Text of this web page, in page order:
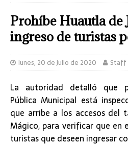
Prohíbe Huautla de
ingreso de turistas
lunes, 20 de julio de 2020 Staff
La autoridad detalló que
Pública Municipal está
que arribe a los accesos del
Mágico, para verificar que en
turistas que deseen ingresar